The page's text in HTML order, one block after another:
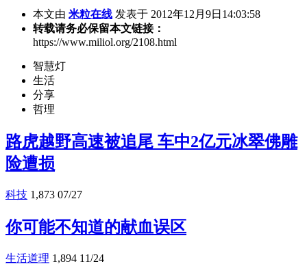
本文由 米粒在线 发表于 2012年12月9日14:03:58
转载请务必保留本文链接：
https://www.miliol.org/2108.html
智慧灯
生活
分享
哲理
路虎越野高速被追尾 车中2亿元冰翠佛雕
险遭损
科技 1,873 07/27
你可能不知道的献血误区
生活道理 1,894 11/24